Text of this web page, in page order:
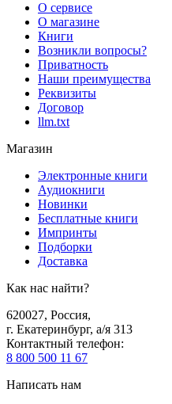
О сервисе
О магазине
Книги
Возникли вопросы?
Приватность
Наши преимущества
Реквизиты
Договор
llm.txt
Магазин
Электронные книги
Аудиокниги
Новинки
Бесплатные книги
Импринты
Подборки
Доставка
Как нас найти?
620027, Россия,
г. Екатеринбург, а/я 313
Контактный телефон:
8 800 500 11 67
Написать нам